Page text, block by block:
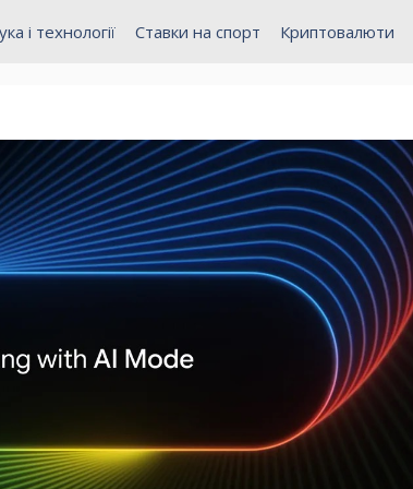
і технології Ставки на спорт Криптовалюти